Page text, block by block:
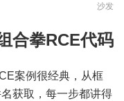
沙发
合拳RCE代码
案例很经典，从框
获取，每一步都讲得